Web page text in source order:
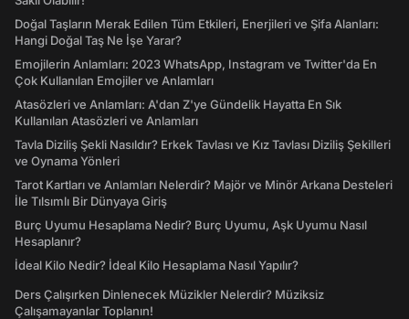
Doğal Taşların Merak Edilen Tüm Etkileri, Enerjileri ve Şifa Alanları:
Hangi Doğal Taş Ne İşe Yarar?
Emojilerin Anlamları: 2023 WhatsApp, Instagram ve Twitter'da En
Çok Kullanılan Emojiler ve Anlamları
Atasözleri ve Anlamları: A'dan Z'ye Gündelik Hayatta En Sık
Kullanılan Atasözleri ve Anlamları
Tavla Diziliş Şekli Nasıldır? Erkek Tavlası ve Kız Tavlası Diziliş Şekilleri
ve Oynama Yönleri
Tarot Kartları ve Anlamları Nelerdir? Majör ve Minör Arkana Desteleri
İle Tılsımlı Bir Dünyaya Giriş
Burç Uyumu Hesaplama Nedir? Burç Uyumu, Aşk Uyumu Nasıl
Hesaplanır?
İdeal Kilo Nedir? İdeal Kilo Hesaplama Nasıl Yapılır?
Ders Çalışırken Dinlenecek Müzikler Nelerdir? Müziksiz
Çalışamayanlar Toplanın!